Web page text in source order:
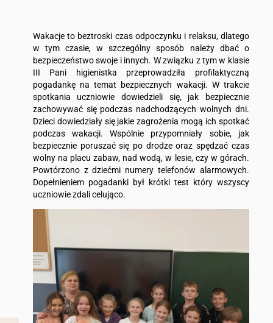
Wakacje to beztroski czas odpoczynku i relaksu, dlatego
w tym czasie, w szczególny sposób należy dbać o
bezpieczeństwo swoje i innych. W związku z tym w klasie
III Pani higienistka przeprowadziła profilaktyczną
pogadankę na temat bezpiecznych wakacji. W trakcie
spotkania uczniowie dowiedzieli się, jak bezpiecznie
zachowywać się podczas nadchodzących wolnych dni.
Dzieci dowiedziały się jakie zagrożenia mogą ich spotkać
podczas wakacji. Wspólnie przypomniały sobie, jak
bezpiecznie poruszać się po drodze oraz spędzać czas
wolny na placu zabaw, nad wodą, w lesie, czy w górach.
Powtórzono z dziećmi numery telefonów alarmowych.
Dopełnieniem pogadanki był krótki test który wszyscy
uczniowie zdali celująco.